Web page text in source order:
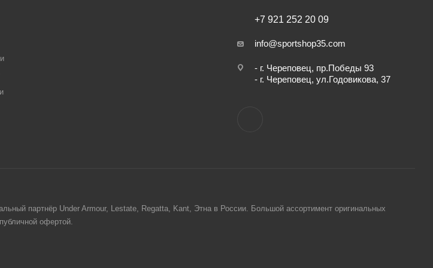
+7 921 252 20 09
info@sportshop35.com
- г. Череповец, пр.Победы 93
- г. Череповец, ул.Годовикова, 37
партнёр Under Armour, Lestate, Regatta, Kant, Этна в России. Большой ассортимент оригинальных
офертой.